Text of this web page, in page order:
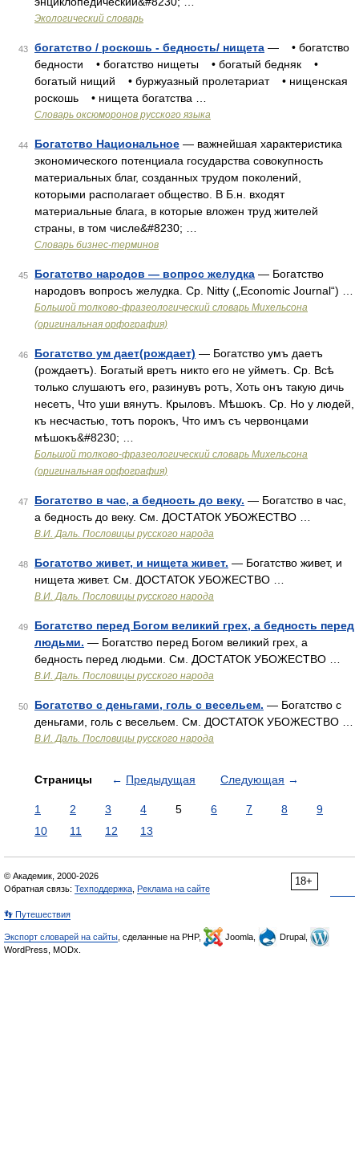
Экологический словарь
43 богатство / роскошь - бедность/ нищета — • богатство
бедности • богатство нищеты • богатый бедняк •
богатый нищий • буржуазный пролетариат • нищенская
роскошь • нищета богатства …
Словарь оксюморонов русского языка
44 Богатство Национальное — важнейшая характеристика
экономического потенциала государства совокупность
материальных благ, созданных трудом поколений,
которыми располагает общество. В Б.н. входят
материальные блага, в которые вложен труд жителей
страны, в том числе&#8230; …
Словарь бизнес-терминов
45 Богатство народов — вопрос желудка — Богатство
народовъ вопросъ желудка. Ср. Nitty („Economic Journal“) …
Большой толково-фразеологический словарь Михельсона
(оригинальная орфография)
46 Богатство ум дает(рождает) — Богатство умъ даетъ
(рождаетъ). Богатый вретъ никто его не уйметъ. Ср. Всѣ
только слушаютъ его, разинувъ ротъ, Хоть онъ такую дичь
несетъ, Что уши вянутъ. Крыловъ. Мѣшокъ. Ср. Но у людей,
къ несчастью, тотъ порокъ, Что имъ съ червонцами
мѣшокъ&#8230; …
Большой толково-фразеологический словарь Михельсона
(оригинальная орфография)
47 Богатство в час, а бедность до веку. — Богатство в час,
а бедность до веку. См. ДОСТАТОК УБОЖЕСТВО …
В.И. Даль. Пословицы русского народа
48 Богатство живет, и нищета живет. — Богатство живет, и
нищета живет. См. ДОСТАТОК УБОЖЕСТВО …
В.И. Даль. Пословицы русского народа
49
Богатство перед Богом великий грех, а бедность перед
людьми. — Богатство перед Богом великий грех, а
бедность перед людьми. См. ДОСТАТОК УБОЖЕСТВО …
В.И. Даль. Пословицы русского народа
50 Богатство с деньгами, голь с весельем. — Богатство с
деньгами, голь с весельем. См. ДОСТАТОК УБОЖЕСТВО …
В.И. Даль. Пословицы русского народа
Страницы ← Предыдущая Следующая →
1 2 3 4 5 6 7 8
9
10
11 12 13
18+
© Академик, 2000-2026
Обратная связь: Техподдержка Реклама на сайте
👣 Путешествия
Экспорт словарей на сайты , сделанные на PHP, Joomla,
Drupal,
WordPress, MODx.